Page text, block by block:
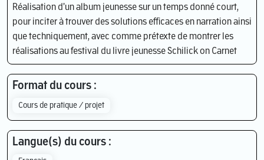
Réalisation d'un album jeunesse sur un temps donné court,
pour inciter à trouver des solutions efficaces en narration ainsi
que techniquement, avec comme prétexte de montrer les
réalisations au festival du livre jeunesse Schilick on Carnet
Format du cours :
Cours de pratique / projet
Langue(s) du cours :